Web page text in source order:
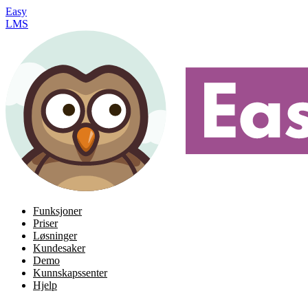
Easy
LMS
Funksjoner
Priser
Løsninger
Kundesaker
Demo
Kunnskapssenter
Hjelp